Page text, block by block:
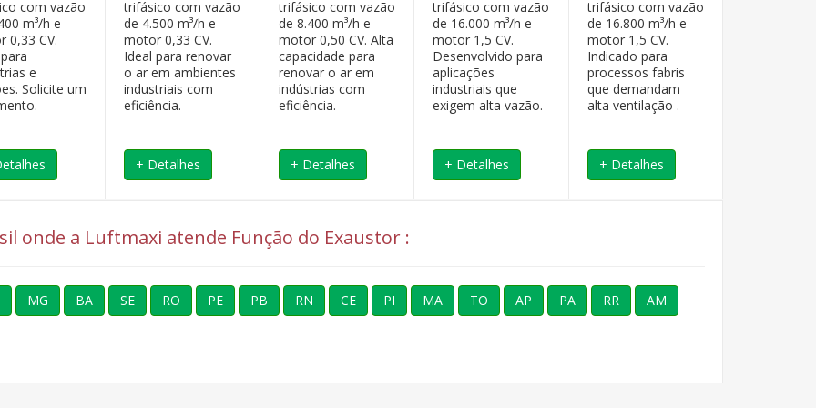
com vazão
m³/h e
0,33 CV.
e
Solicite um
trifásico com vazão
de 4.500 m³/h e
motor 0,33 CV.
Ideal para renovar
o ar em ambientes
industriais com
eficiência.
+ Detalhes
trifásico com vazão
de 8.400 m³/h e
motor 0,50 CV. Alta
capacidade para
renovar o ar em
indústrias com
eficiência.
+ Detalhes
trifásico com vazão
de 16.000 m³/h e
motor 1,5 CV.
Desenvolvido para
aplicações
industriais que
exigem alta vazão.
+ Detalhes
trifásico com vazão
de 16.800 m³/h e
motor 1,5 CV.
Indicado para
processos fabris
que demandam
alta ventilação .
+ Detalhes
onde a Luftmaxi atende Função do Exaustor :
MG BA SE RO PE PB RN CE PI MA TO AP PA RR AM